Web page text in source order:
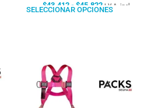
$43.412 - $45.822 I.V.A. incl.
SELECCIONAR OPCIONES